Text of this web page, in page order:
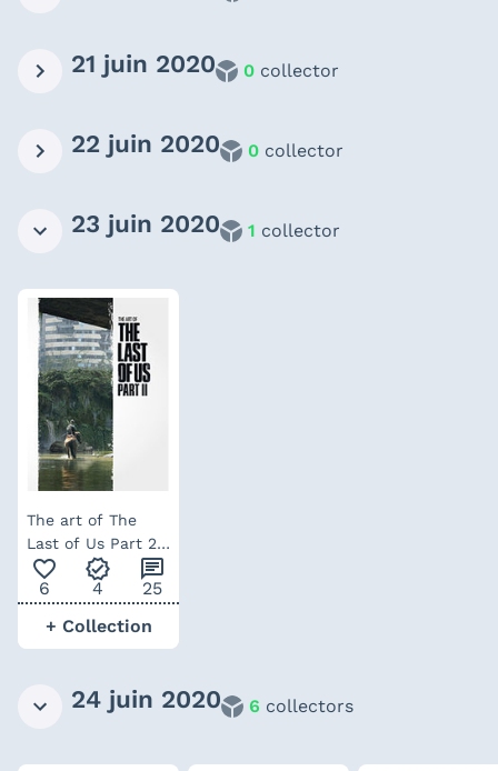
21 juin 2020 0 collector
22 juin 2020 0 collector
23 juin 2020 1 collector
The art of The
Last of Us Part 2
– artbook (anglais)
favorite_outline
6
verified
4
chat
25
+ Collection
24 juin 2020 6 collectors